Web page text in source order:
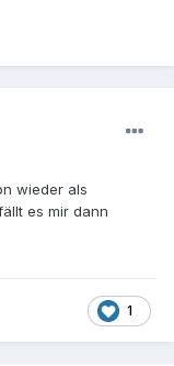
wieder als
es mir dann
1